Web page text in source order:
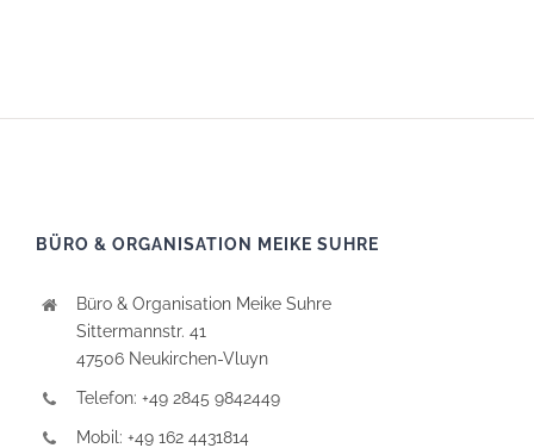
BÜRO & ORGANISATION MEIKE SUHRE
Büro & Organisation Meike Suhre
Sittermannstr. 41
47506 Neukirchen-Vluyn
Telefon: +49 2845 9842449
Mobil: +49 162 4431814